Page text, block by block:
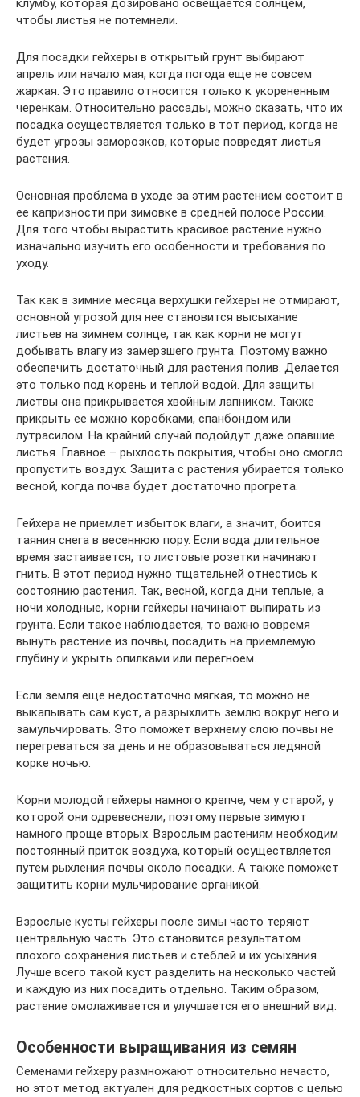
клумбу, которая дозировано освещается солнцем,
чтобы листья не потемнели.
Для посадки гейхеры в открытый грунт выбирают
апрель или начало мая, когда погода еще не совсем
жаркая. Это правило относится только к укорененным
черенкам. Относительно рассады, можно сказать, что их
посадка осуществляется только в тот период, когда не
будет угрозы заморозков, которые повредят листья
растения.
Основная проблема в уходе за этим растением состоит в
ее капризности при зимовке в средней полосе России.
Для того чтобы вырастить красивое растение нужно
изначально изучить его особенности и требования по
уходу.
Так как в зимние месяца верхушки гейхеры не отмирают,
основной угрозой для нее становится высыхание
листьев на зимнем солнце, так как корни не могут
добывать влагу из замерзшего грунта. Поэтому важно
обеспечить достаточный для растения полив. Делается
это только под корень и теплой водой. Для защиты
листвы она прикрывается хвойным лапником. Также
прикрыть ее можно коробками, спанбондом или
лутрасилом. На крайний случай подойдут даже опавшие
листья. Главное – рыхлость покрытия, чтобы оно смогло
пропустить воздух. Защита с растения убирается только
весной, когда почва будет достаточно прогрета.
Гейхера не приемлет избыток влаги, а значит, боится
таяния снега в весеннюю пору. Если вода длительное
время застаивается, то листовые розетки начинают
гнить. В этот период нужно тщательней отнестись к
состоянию растения. Так, весной, когда дни теплые, а
ночи холодные, корни гейхеры начинают выпирать из
грунта. Если такое наблюдается, то важно вовремя
вынуть растение из почвы, посадить на приемлемую
глубину и укрыть опилками или перегноем.
Если земля еще недостаточно мягкая, то можно не
выкапывать сам куст, а разрыхлить землю вокруг него и
замульчировать. Это поможет верхнему слою почвы не
перегреваться за день и не образовываться ледяной
корке ночью.
Корни молодой гейхеры намного крепче, чем у старой, у
которой они одревеснели, поэтому первые зимуют
намного проще вторых. Взрослым растениям необходим
постоянный приток воздуха, который осуществляется
путем рыхления почвы около посадки. А также поможет
защитить корни мульчирование органикой.
Взрослые кусты гейхеры после зимы часто теряют
центральную часть. Это становится результатом
плохого сохранения листьев и стеблей и их усыхания.
Лучше всего такой куст разделить на несколько частей
и каждую из них посадить отдельно. Таким образом,
растение омолаживается и улучшается его внешний вид.
Особенности выращивания из семян
Семенами гейхеру размножают относительно нечасто,
но этот метод актуален для редкостных сортов с целью